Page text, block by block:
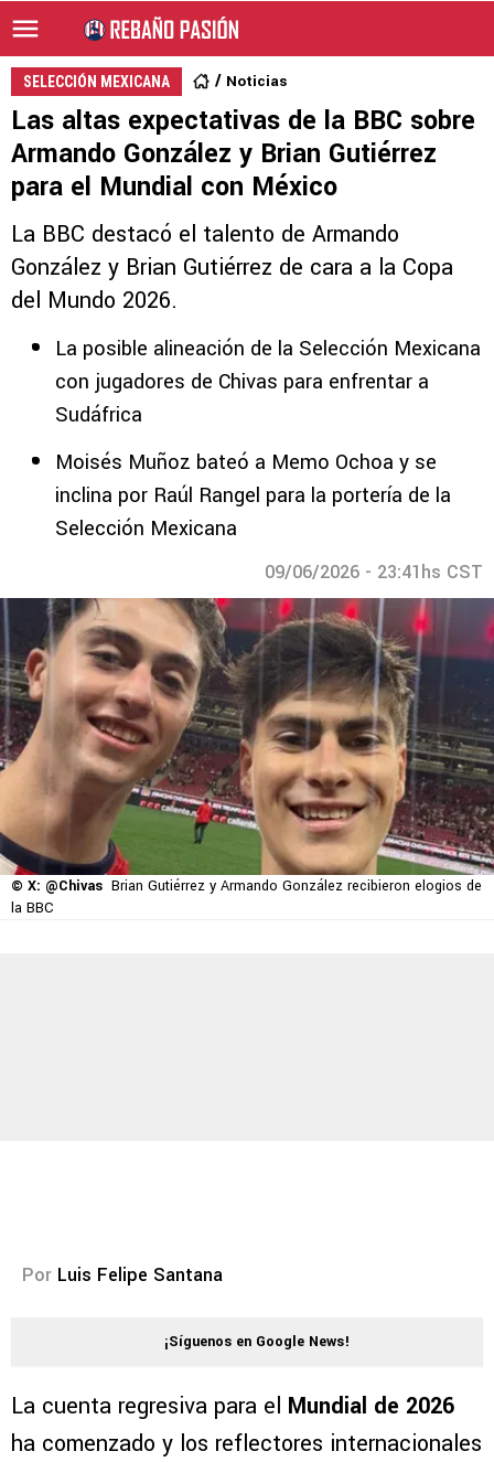
SELECCIÓN MEXICANA Noticias
Las altas expectativas de la BBC sobre
Armando González y Brian Gutiérrez
para el Mundial con México
La BBC destacó el talento de Armando
González y Brian Gutiérrez de cara a la Copa
del Mundo 2026.
La posible alineación de la Selección Mexicana
con jugadores de Chivas para enfrentar a
Sudáfrica
Moisés Muñoz bateó a Memo Ochoa y se
inclina por Raúl Rangel para la portería de la
Selección Mexicana
09/06/2026 - 23:41hs CST
© X: @Chivas Brian Gutiérrez y Armando González recibieron elogios de
la BBC
Por Luis Felipe Santana
¡Síguenos en Google News!
La cuenta regresiva para el Mundial de 2026
ha comenzado y los reflectores internacionales